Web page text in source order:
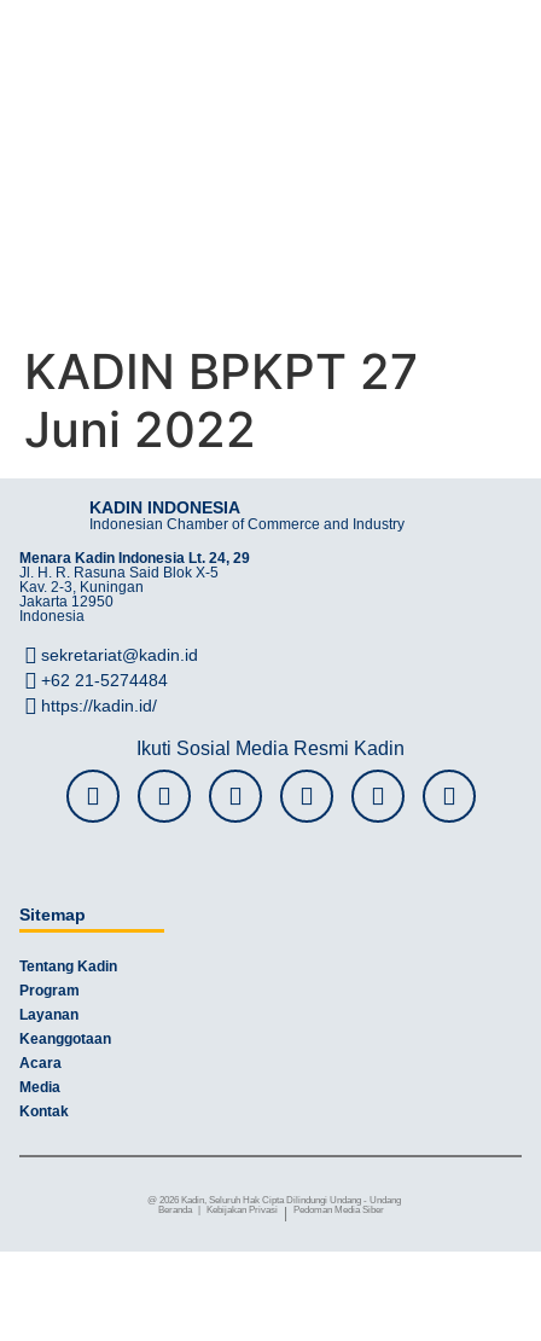
KADIN BPKPT 27
Juni 2022
KADIN INDONESIA
Indonesian Chamber of Commerce and Industry
Menara Kadin Indonesia Lt. 24, 29
Jl. H. R. Rasuna Said Blok X-5
Kav. 2-3, Kuningan
Jakarta 12950
Indonesia
sekretariat@kadin.id
+62 21-5274484
https://kadin.id/
Ikuti Sosial Media Resmi Kadin
Sitemap
Tentang Kadin
Program
Layanan
Keanggotaan
Acara
Media
Kontak
@ 2026 Kadin, Seluruh Hak Cipta Dilindungi Undang - Undang
Beranda
Kebijakan Privasi Pedoman Media Siber